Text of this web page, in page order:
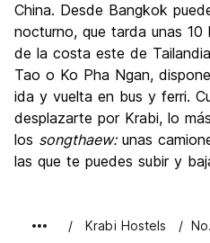
China. Desde Bangkok
nocturno, que tarda unas 10
de la costa este de
Tao o Ko Pha Ngan,
ida y vuelta en bus y ferri.
desplazarte por Krabi, lo
los songthaew:unas
las que te puedes subir y
Krabi Hostels